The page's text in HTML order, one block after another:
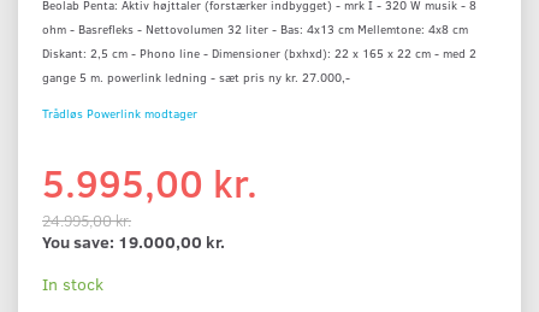
Beolab Penta: Aktiv højttaler (forstærker indbygget) - mrk I - 320 W musik - 8
ohm - Basrefleks - Nettovolumen 32 liter - Bas: 4x13 cm Mellemtone: 4x8 cm
Diskant: 2,5 cm - Phono line - Dimensioner (bxhxd): 22 x 165 x 22 cm - med 2
gange 5 m. powerlink ledning - sæt pris ny kr. 27.000,-
Trådløs Powerlink modtager
5.995,00 kr.
24.995,00 kr.
You save: 19.000,00 kr.
In stock